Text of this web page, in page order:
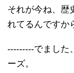
それが今ね、歴
れてるんですか
---------でました
ーズ。